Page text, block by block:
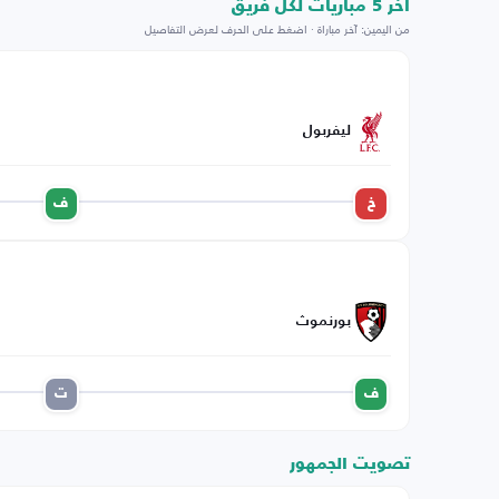
اخر 5 مباريات لكل فريق
من اليمين: آخر مباراة · اضغط على الحرف لعرض التفاصيل
ليفربول
خ ف
بورنموث
ف ت
تصويت الجمهور